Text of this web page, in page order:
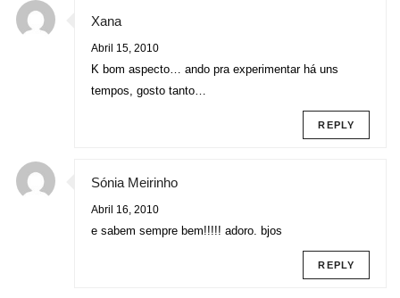
Xana
Abril 15, 2010
K bom aspecto… ando pra experimentar há uns
tempos, gosto tanto…
REPLY
Sónia Meirinho
Abril 16, 2010
e sabem sempre bem!!!!! adoro. bjos
REPLY